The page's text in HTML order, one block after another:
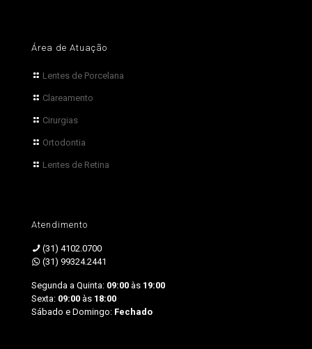
Área de Atuação
Lentes de Porcelana
Clareamento
Cirurgias
Ortodontia
Lentes de Retina
Atendimento
(31) 4102.0700
(31) 99324.2441
Segunda a Quinta: 09:00 às 19:00
Sexta: 09:00 às 18:00
Sábado e Domingo: Fechado